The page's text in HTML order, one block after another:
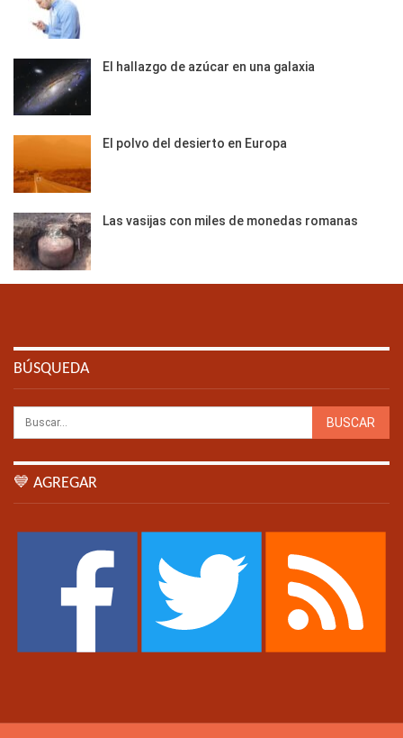
El hallazgo de azúcar en una galaxia
El polvo del desierto en Europa
Las vasijas con miles de monedas romanas
BÚSQUEDA
💙 AGREGAR